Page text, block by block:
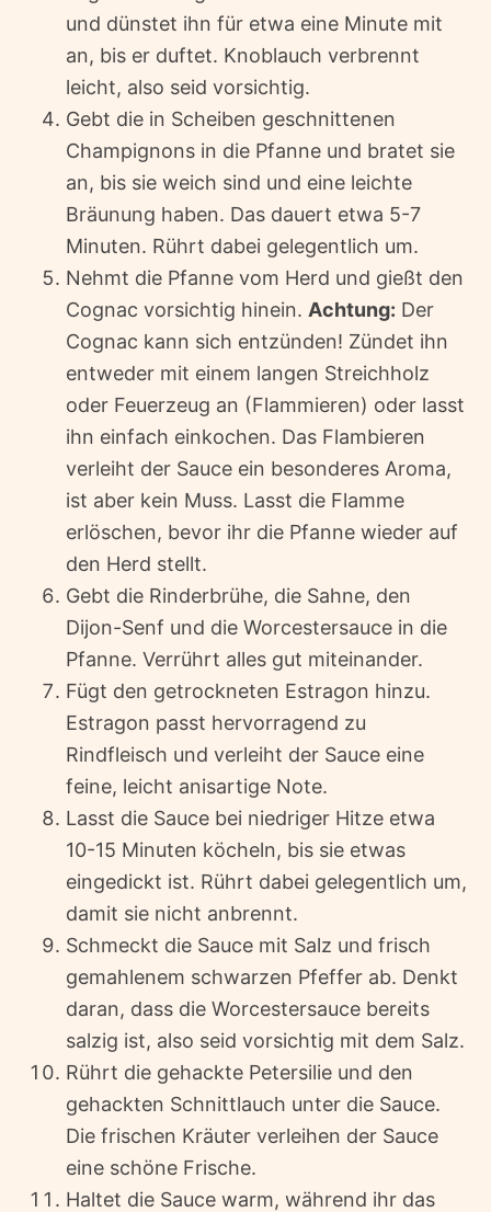
und dünstet ihn für etwa eine Minute mit
an, bis er duftet. Knoblauch verbrennt
leicht, also seid vorsichtig.
Gebt die in Scheiben geschnittenen
Champignons in die Pfanne und bratet sie
an, bis sie weich sind und eine leichte
Bräunung haben. Das dauert etwa 5-7
Minuten. Rührt dabei gelegentlich um.
Nehmt die Pfanne vom Herd und gießt den
Cognac vorsichtig hinein. Achtung: Der
Cognac kann sich entzünden! Zündet ihn
entweder mit einem langen Streichholz
oder Feuerzeug an (Flammieren) oder lasst
ihn einfach einkochen. Das Flambieren
verleiht der Sauce ein besonderes Aroma,
ist aber kein Muss. Lasst die Flamme
erlöschen, bevor ihr die Pfanne wieder auf
den Herd stellt.
Gebt die Rinderbrühe, die Sahne, den
Dijon-Senf und die Worcestersauce in die
Pfanne. Verrührt alles gut miteinander.
Fügt den getrockneten Estragon hinzu.
Estragon passt hervorragend zu
Rindfleisch und verleiht der Sauce eine
feine, leicht anisartige Note.
Lasst die Sauce bei niedriger Hitze etwa
10-15 Minuten köcheln, bis sie etwas
eingedickt ist. Rührt dabei gelegentlich um,
damit sie nicht anbrennt.
Schmeckt die Sauce mit Salz und frisch
gemahlenem schwarzen Pfeffer ab. Denkt
daran, dass die Worcestersauce bereits
salzig ist, also seid vorsichtig mit dem Salz.
Rührt die gehackte Petersilie und den
gehackten Schnittlauch unter die Sauce.
Die frischen Kräuter verleihen der Sauce
eine schöne Frische.
Haltet die Sauce warm, während ihr das